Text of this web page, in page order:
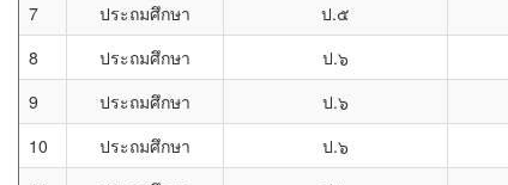
7
ประถมศึกษา ป.๕
8
ประถมศึกษา ป.๖
9
ประถมศึกษา ป.๖
10
ประถมศึกษา ป.๖